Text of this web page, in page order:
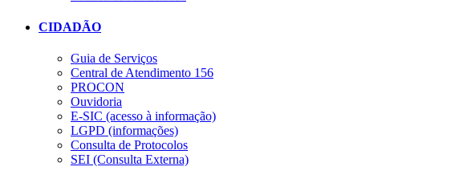
CIDADÃO
Guia de Serviços
Central de Atendimento 156
PROCON
Ouvidoria
E-SIC (acesso à informação)
LGPD (informações)
Consulta de Protocolos
SEI (Consulta Externa)